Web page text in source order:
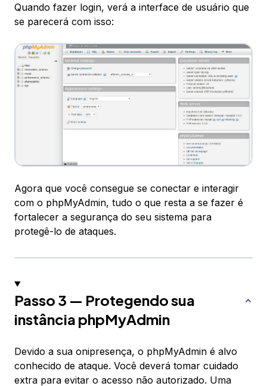
Quando fazer login, verá a interface de usuário que
se parecerá com isso:
Agora que você consegue se conectar e interagir
com o phpMyAdmin, tudo o que resta a se fazer é
fortalecer a segurança do seu sistema para
protegê-lo de ataques.
Passo 3 — Protegendo sua
instância phpMyAdmin
Devido a sua onipresença, o phpMyAdmin é alvo
conhecido de ataque. Você deverá tomar cuidado
extra para evitar o acesso não autorizado. Uma